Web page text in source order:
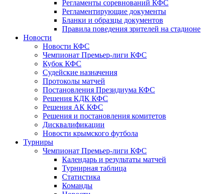
Регламенты соревнований КФС
Регламентирующие документы
Бланки и образцы документов
Правила поведения зрителей на стадионе
Новости
Новости КФС
Чемпионат Премьер-лиги КФС
Кубок КФС
Судейские назначения
Протоколы матчей
Постановления Президиума КФС
Решения КДК КФС
Решения АК КФС
Решения и постановления комитетов
Дисквалификации
Новости крымского футбола
Турниры
Чемпионат Премьер-лиги КФС
Календарь и результаты матчей
Турнирная таблица
Статистика
Команды